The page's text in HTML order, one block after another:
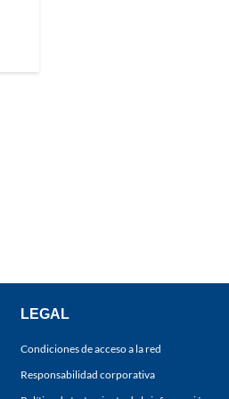
LEGAL
Condiciones de acceso a la red
Responsabilidad corporativa